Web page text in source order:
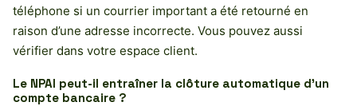
téléphone si un courrier important a été retourné en
raison d’une adresse incorrecte. Vous pouvez aussi
vérifier dans votre espace client.
Le NPAI peut-il entraîner la clôture automatique d’un
compte bancaire ?